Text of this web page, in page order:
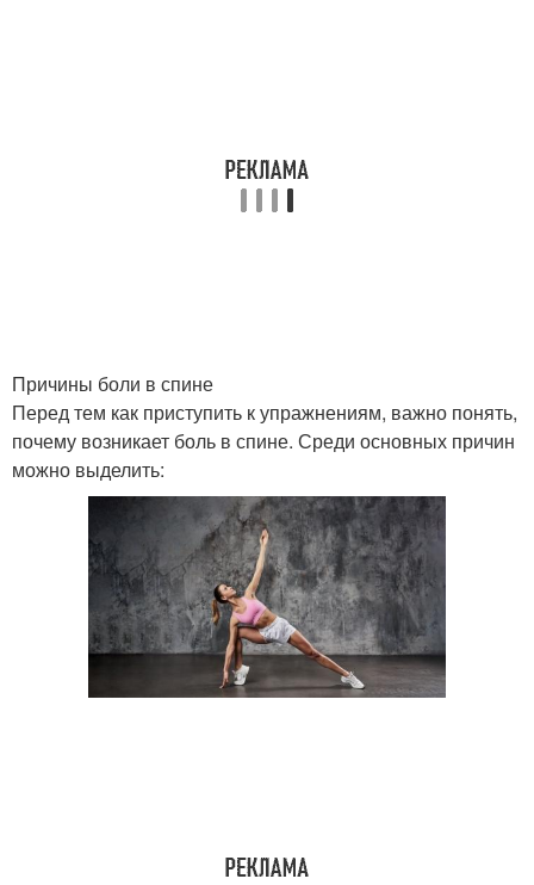
Причины боли в спине
Перед тем как приступить к упражнениям, важно понять,
почему возникает боль в спине. Среди основных причин
можно выделить: